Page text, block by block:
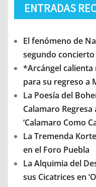
ENTRADAS
El fenómeno de
segundo concierto
*Arcángel calienta
para su regreso a
La Poesía del
Calamaro
‘Calamaro Como
La Tremenda
en el Foro Puebla
La Alquimia del
sus Cicatrices en